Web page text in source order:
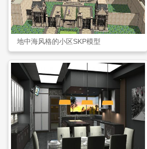
地中海风格的小区SKP模型